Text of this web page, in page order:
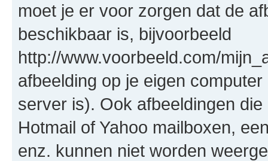
moet je er voor zorgen dat de
beschikbaar is, bijvoorbeeld
http://www.voorbeeld.com/
afbeelding op je eigen
server is). Ook afbeeldingen
Hotmail of Yahoo mailboxen,
enz. kunnen niet worden